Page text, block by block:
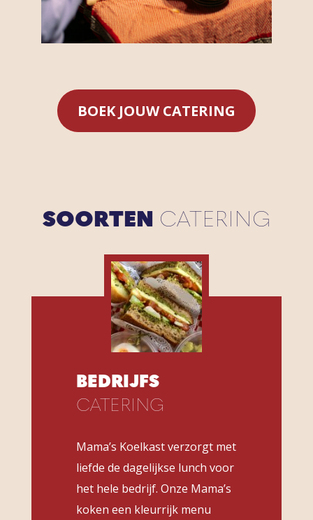
BOEK JOUW CATERING
SOORTEN CATERING
BEDRIJFS
CATERING
Mama’s Koelkast verzorgt met
liefde de dagelijkse lunch voor
het hele bedrijf. Onze Mama’s
koken een kleurrijk menu